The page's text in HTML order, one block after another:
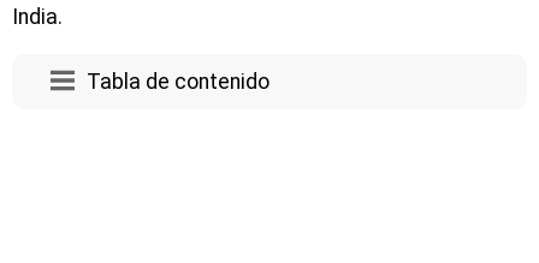
India.
Tabla de contenido